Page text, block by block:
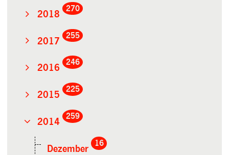
2018
270
2017
255
2016
246
2015
225
2014
259
Dezember
16